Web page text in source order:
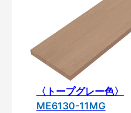
〈トープグレー色〉
ME6130-11MG